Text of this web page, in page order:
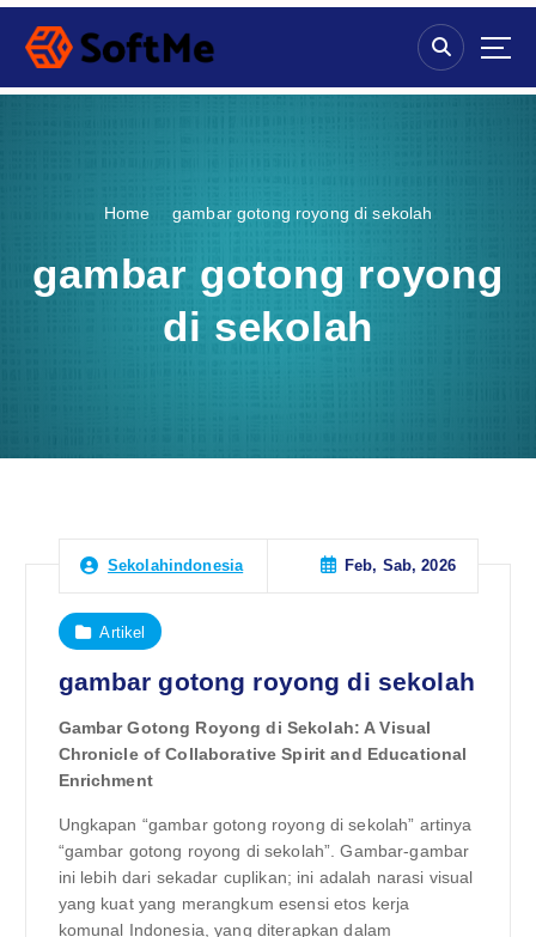
S
p
Home gambar gotong royong di sekolah
gambar gotong royong
di sekolah
Sekolahindonesia Feb, Sab, 2026
Artikel
gambar gotong royong di sekolah
Gambar Gotong Royong di Sekolah: A Visual
Chronicle of Collaborative Spirit and Educational
Enrichment
Ungkapan “gambar gotong royong di sekolah” artinya
“gambar gotong royong di sekolah”. Gambar-gambar
ini lebih dari sekadar cuplikan; ini adalah narasi visual
yang kuat yang merangkum esensi etos kerja
komunal Indonesia, yang diterapkan dalam